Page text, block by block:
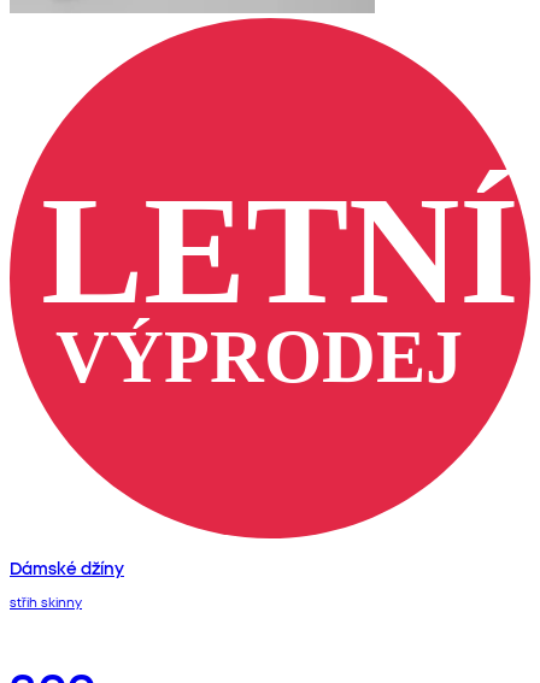
Dámské džíny
střih skinny